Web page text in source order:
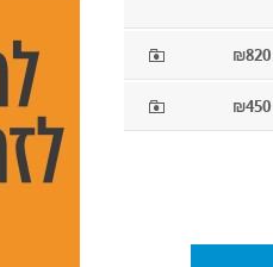
₪820
₪450